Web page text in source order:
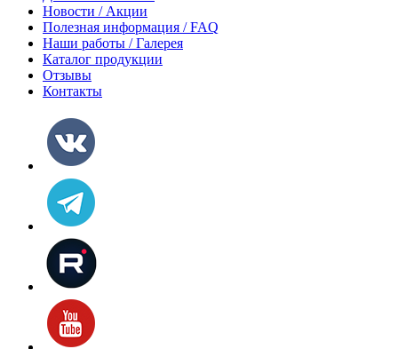
Новости / Акции
Полезная информация / FAQ
Наши работы / Галерея
Каталог продукции
Отзывы
Контакты